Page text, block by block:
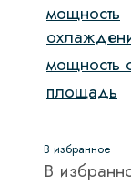
мощность
мощность
площадь
В избранное
В